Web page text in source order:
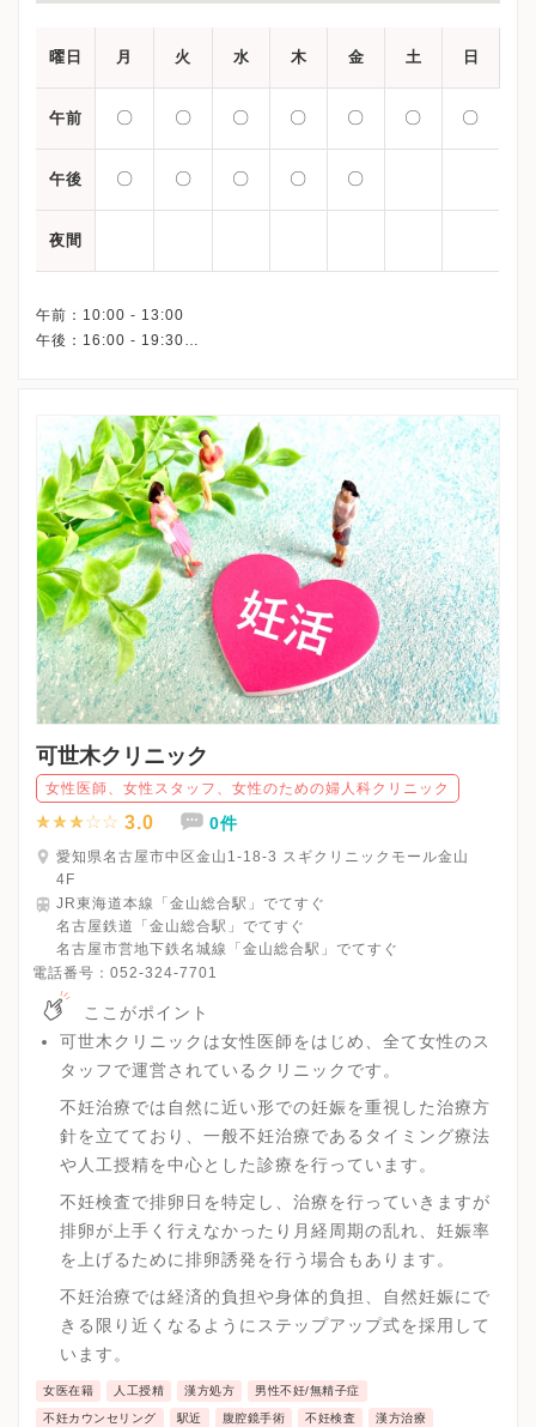
曜日 月 火 水 木 金 土 日
午前 〇 〇 〇 〇 〇 〇 〇
午後 〇 〇 〇 〇 〇
夜間
午前：10:00 - 13:00
午後：16:00 - 19:30
可世木クリニック
女性医師、女性スタッフ、女性のための婦人科クリニック
3.0 0件
愛知県名古屋市中区金山1-18-3 スギクリニックモール金山
4F
JR東海道本線「金山総合駅」でてすぐ
名古屋鉄道「金山総合駅」でてすぐ
名古屋市営地下鉄名城線「金山総合駅」でてすぐ
電話番号： 052-324-7701
ここがポイント
可世木クリニックは女性医師をはじめ、全て女性のス
タッフで運営されているクリニックです。
不妊治療では自然に近い形での妊娠を重視した治療方
針を立てており、一般不妊治療であるタイミング療法
や人工授精を中心とした診療を行っています。
不妊検査で排卵日を特定し、治療を行っていきますが
排卵が上手く行えなかったり月経周期の乱れ、妊娠率
を上げるために排卵誘発を行う場合もあります。
不妊治療では経済的負担や身体的負担、自然妊娠にで
きる限り近くなるようにステップアップ式を採用して
います。
女医在籍 人工授精 漢方処方 男性不妊/無精子症
不妊カウンセリング 駅近 腹腔鏡手術 不妊検査 漢方治療